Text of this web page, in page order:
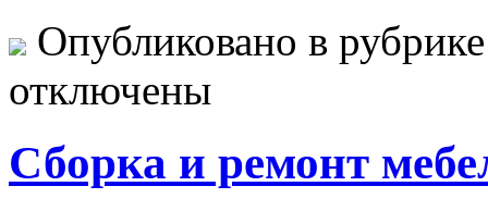
Опубликовано в
отключены
Сборка и ремонт